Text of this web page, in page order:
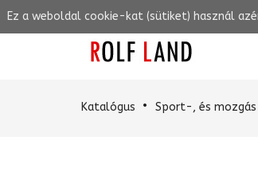
Ez a weboldal cookie-kat (sütiket) használ
Katalógus Sport-, és mozgás